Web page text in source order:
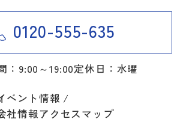
0120-555-635
：9:00～19:00定休日：水曜
ベント情報
社情報アクセスマップ